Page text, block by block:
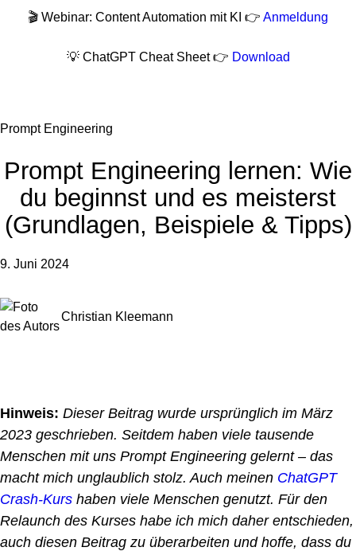
Inhalt
🎬 Webinar: Content Automation mit KI 👉 Anmeldung
💡 ChatGPT Cheat Sheet 👉 Download
Prompt Engineering
Prompt Engineering lernen: Wie
du beginnst und es meisterst
(Grundlagen, Beispiele & Tipps)
9. Juni 2024
Christian Kleemann
Hinweis: Dieser Beitrag wurde ursprünglich im März
2023 geschrieben. Seitdem haben viele tausende
Menschen mit uns Prompt Engineering gelernt – das
macht mich unglaublich stolz. Auch meinen ChatGPT
Crash-Kurs haben viele Menschen genutzt. Für den
Relaunch des Kurses habe ich mich daher entschieden,
auch diesen Beitrag zu überarbeiten und hoffe, dass du